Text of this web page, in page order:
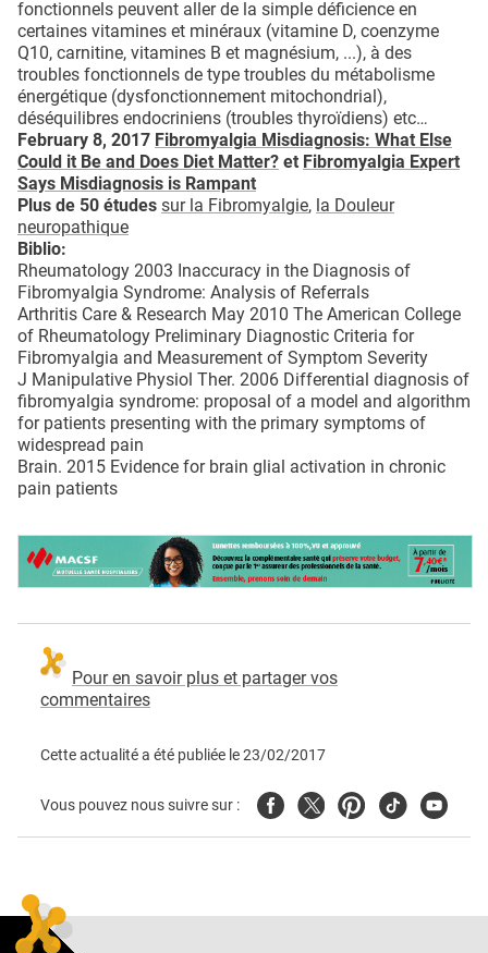
fonctionnels peuvent aller de la simple déficience en
certaines vitamines et minéraux (vitamine D, coenzyme
Q10, carnitine, vitamines B et magnésium, ...), à des
troubles fonctionnels de type troubles du métabolisme
énergétique (dysfonctionnement mitochondrial),
déséquilibres endocriniens (troubles thyroïdiens) etc…
February 8, 2017 Fibromyalgia Misdiagnosis: What Else
Could it Be and Does Diet Matter? et Fibromyalgia Expert
Says Misdiagnosis is Rampant
Plus de 50 études sur la Fibromyalgie, la Douleur
neuropathique
Biblio:
Rheumatology 2003 Inaccuracy in the Diagnosis of
Fibromyalgia Syndrome: Analysis of Referrals
Arthritis Care & Research May 2010 The American College
of Rheumatology Preliminary Diagnostic Criteria for
Fibromyalgia and Measurement of Symptom Severity
J Manipulative Physiol Ther. 2006 Differential diagnosis of
fibromyalgia syndrome: proposal of a model and algorithm
for patients presenting with the primary symptoms of
widespread pain
Brain. 2015 Evidence for brain glial activation in chronic
pain patients
Pour en savoir plus et partager vos
commentaires
Cette actualité a été publiée le23/02/2017
Vous pouvez nous suivre sur : FacebookTwitterPinterest
TiktokYoutube